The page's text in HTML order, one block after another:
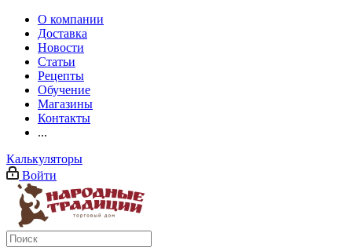
О компании
Доставка
Новости
Статьи
Рецепты
Обучение
Магазины
Контакты
...
Калькуляторы
Войти